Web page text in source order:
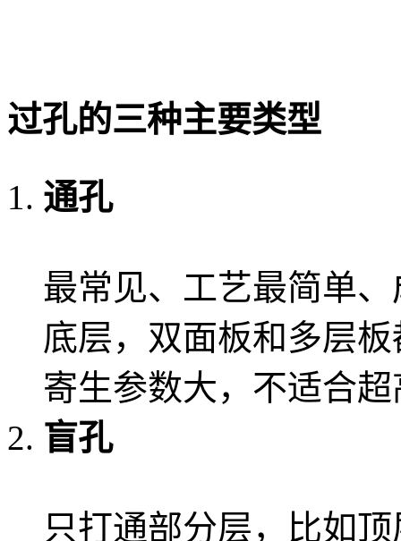
过孔的三种主要类型
通孔
最常见、工艺最简单
底层，双面板和多层
寄生参数大，不适合
盲孔
只打通部分层，比如